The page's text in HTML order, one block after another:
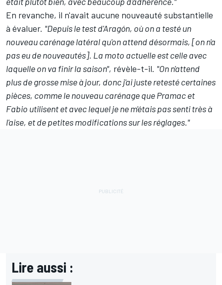
En revanche, il n'avait aucune nouveauté substantielle
à évaluer. "Depuis le test d'Aragón, où on a testé un
nouveau carénage latéral qu'on attend désormais, [on n'a
pas eu de nouveautés]. La moto actuelle est celle avec
laquelle on va finir la saison", révèle-t-il. "On n'attend
plus de grosse mise à jour, donc j'ai juste retesté certaines
pièces, comme le nouveau carénage que Pramac et
Fabio utilisent et avec lequel je ne m'étais pas senti très à
l'aise, et de petites modifications sur les réglages."
Lire aussi :